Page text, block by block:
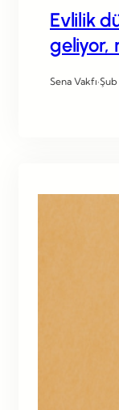
Evlilik
geliyor,
Sena Vakfı·Şub